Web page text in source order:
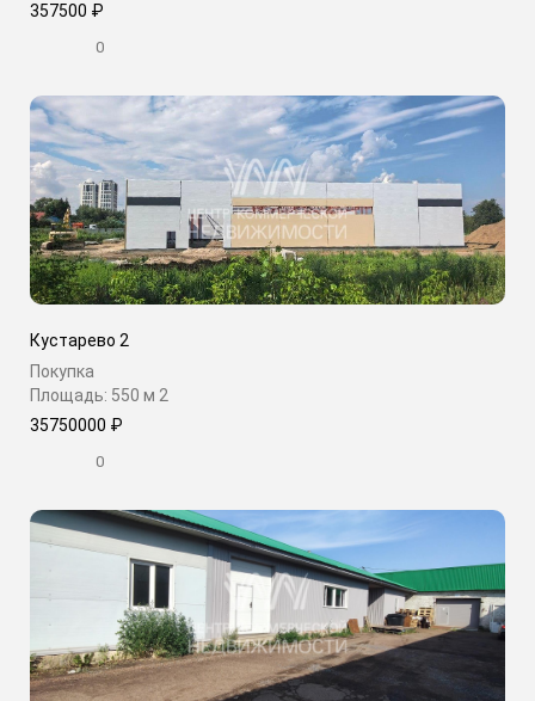
357500 ₽
0
Кустарево 2
Покупка
Площадь: 550 м 2
35750000 ₽
0